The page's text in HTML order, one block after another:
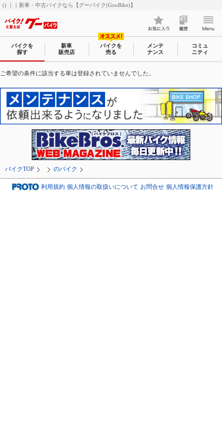
() ｜｜新車・中古バイクなら【グーバイク(GooBike)】
バイクを
探す
新車
販売店
バイクを
売る
メンテ
ナンス
コミュ
ニティ
ご希望の条件に該当する車は登録されていませんでした。
バイクTOP のバイク
利用規約 個人情報の取扱いについて お問合せ 個人情報保護方針